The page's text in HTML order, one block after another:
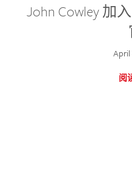
John Cowley 加
April
阅